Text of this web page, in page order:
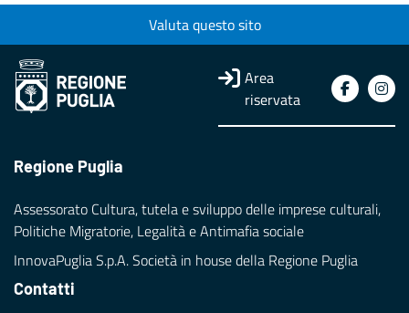
Valuta questo sito
Area
riservata
Regione Puglia
Assessorato Cultura, tutela e sviluppo delle imprese culturali,
Politiche Migratorie, Legalità e Antimafia sociale
InnovaPuglia S.p.A. Società in house della Regione Puglia
Contatti